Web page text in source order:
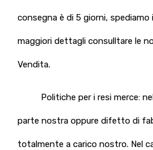
consegna è di 5 giorni,
maggiori dettagli consulltare le
Vendita.
Politiche per i resi merce:
parte nostra oppure difetto di
totalmente a carico nostro. Nel